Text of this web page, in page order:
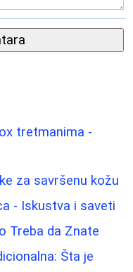
tretmanima -
za savršenu kožu
- Iskustva i saveti
Treba da Znate
Šta je